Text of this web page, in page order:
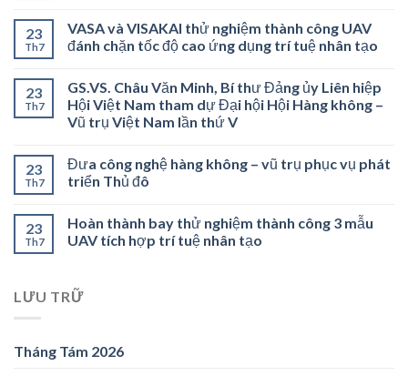
23
Th7
VASA và VISAKAI thử nghiệm thành công UAV
đánh chặn tốc độ cao ứng dụng trí tuệ nhân tạo
23
Th7
GS.VS. Châu Văn Minh, Bí thư Đảng ủy Liên hiệp
Hội Việt Nam tham dự Đại hội Hội Hàng không –
Vũ trụ Việt Nam lần thứ V
23
Th7
Đưa công nghệ hàng không – vũ trụ phục vụ phát
triển Thủ đô
23
Th7
Hoàn thành bay thử nghiệm thành công 3 mẫu
UAV tích hợp trí tuệ nhân tạo
LƯU TRỮ
Tháng Tám 2026